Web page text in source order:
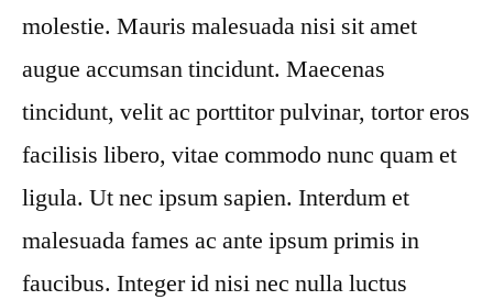
molestie. Mauris malesuada nisi sit amet
augue accumsan tincidunt. Maecenas
tincidunt, velit ac porttitor pulvinar, tortor eros
facilisis libero, vitae commodo nunc quam et
ligula. Ut nec ipsum sapien. Interdum et
malesuada fames ac ante ipsum primis in
faucibus. Integer id nisi nec nulla luctus